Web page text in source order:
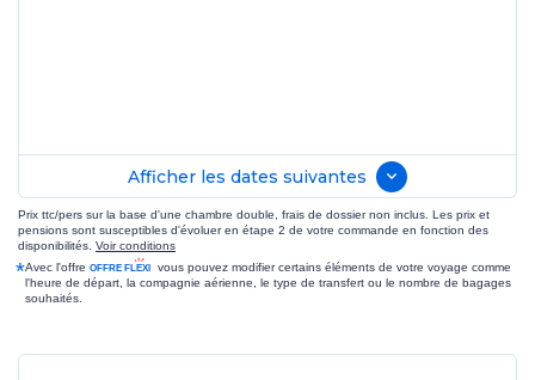
Afficher les dates suivantes
Prix ttc/pers sur la base d'une chambre double, frais de dossier non inclus. Les prix et
pensions sont susceptibles d'évoluer en étape 2 de votre commande en fonction des
disponibilités. Voir conditions
*Avec l'offre
vous pouvez modifier certains éléments de votre voyage comme
l'heure de départ, la compagnie aérienne, le type de transfert ou le nombre de bagages
souhaités.